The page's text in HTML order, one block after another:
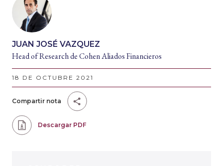
JUAN JOSÉ VAZQUEZ
Head of Research de Cohen Aliados Financieros
18 DE OCTUBRE 2021
Compartir nota
Descargar PDF